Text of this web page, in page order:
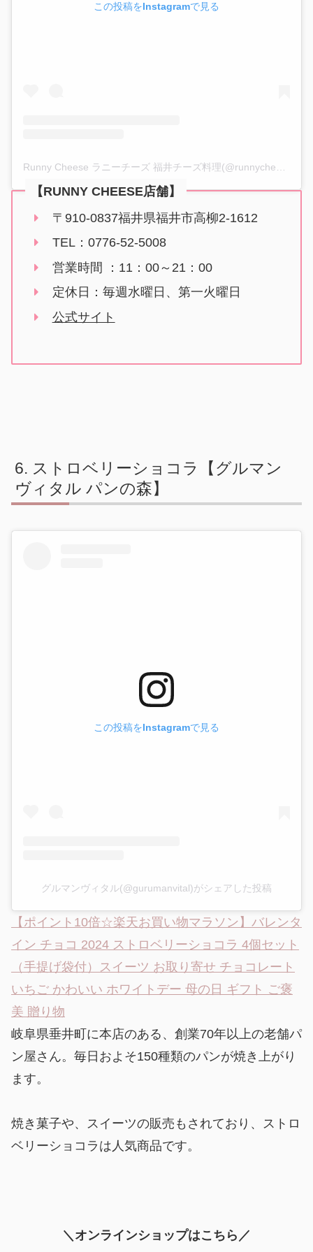
この投稿をInstagramで見る
Runny Cheese ラニーチーズ 福井チーズ料理(@runnycheese.291)がシェアした投稿
【RUNNY CHEESE店舗】
〒910-0837福井県福井市高柳2-1612
TEL：0776-52-5008
営業時間 ：11：00～21：00
定休日：毎週水曜日、第一火曜日
公式サイト
ストロベリーショコラ【グルマン
ヴィタル パンの森】
この投稿をInstagramで見る
グルマンヴィタル(@gurumanvital)がシェアした投稿
【ポイント10倍☆楽天お買い物マラソン】バレンタ
イン チョコ 2024 ストロベリーショコラ 4個セット
（手提げ袋付）スイーツ お取り寄せ チョコレート
いちご かわいい ホワイトデー 母の日 ギフト ご褒
美 贈り物
岐阜県垂井町に本店のある、創業70年以上の老舗パ
ン屋さん。毎日およそ150種類のパンが焼き上がり
ます。
焼き菓子や、スイーツの販売もされており、ストロ
ベリーショコラは人気商品です。
＼オンラインショップはこちら／